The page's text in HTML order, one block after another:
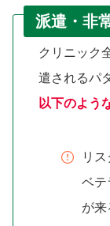
派遣・非
クリニック
遣されるパ
以下のよう
リ
ベテ
が来